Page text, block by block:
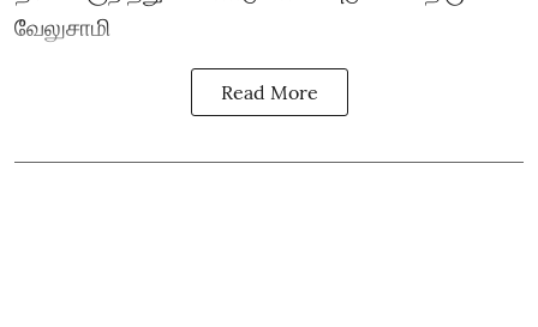
வேலுசாமி
Read More